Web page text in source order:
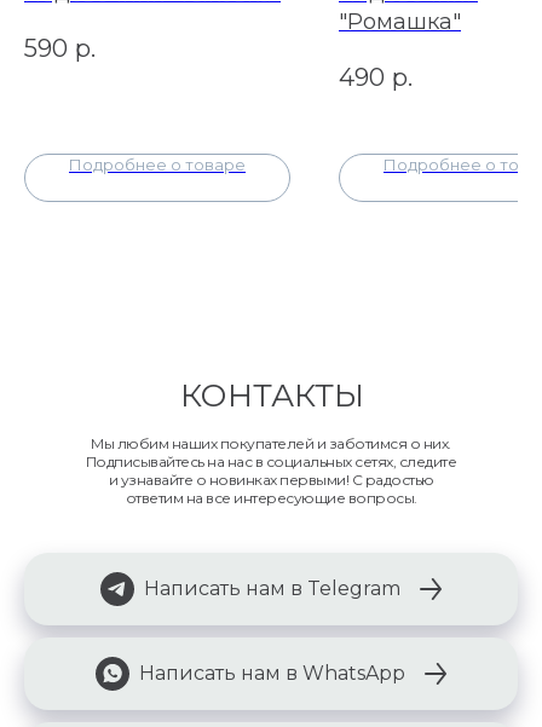
590 р.
Подробнее о товаре
"Ромашка"
490 р.
Подробнее о
КОНТАКТЫ
Мы любим наших покупателей и заботимся о них.
Подписывайтесь на нас в социальных сетях, следите
и узнавайте о новинках первыми! С радостью
ответим на все интересующие вопросы.
Написать нам в Telegram
Написать нам в WhatsApp